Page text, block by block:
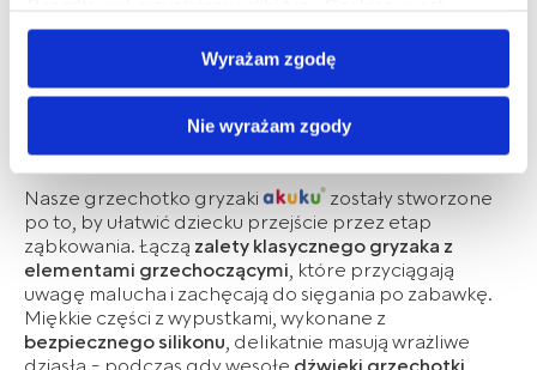
docierania do Państwa poprzez materiał reklamowy
udostępniony w zewnętrznych serwisach.
Administratorem Państwa danych osobowych jest Albis
Mazur sp. z o.o. z siedzibą w Chotowie.
Zasady korzystania przez Albis Mazur sp. z o.o. z plików
typu cookies w zakresie przechowywania na Państwa
urządzeniach informacji oraz uzyskiwania dostępu do
tych informacji oraz zasady przetwarzania Państwa
danych osobowych opisane zostały wPolityce
prywatności.
Wyrażam zgodę
Nie wyrażam zgody
dla niemowląt -
podwójne wsparcie
podczas ząbkowania
Nasze grzechotko gryzaki
zostały stworzone
po to, by ułatwić dziecku przejście przez etap
ząbkowania. Łączą zalety klasycznego gryzaka z
elementami grzechoczącymi, które przyciągają
uwagę malucha i zachęcają do sięgania po zabawkę.
Miękkie części z wypustkami, wykonane z
bezpiecznego silikonu, delikatnie masują wrażliwe